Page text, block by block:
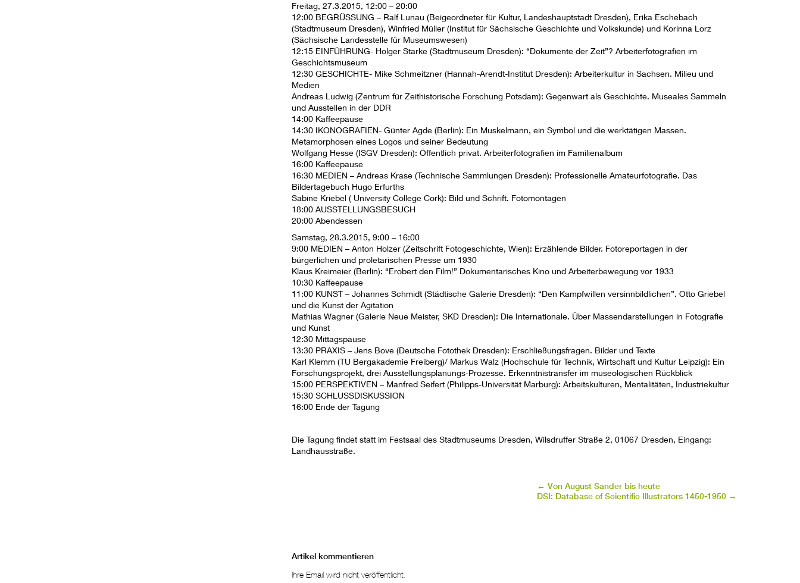
Freitag, 27.3.2015, 12:00 – 20:00
12:00 BEGRÜSSUNG – Ralf Lunau (Beigeordneter für Kultur, Landeshauptstadt Dresden), Erika Eschebach
(Stadtmuseum Dresden), Winfried Müller (Institut für Sächsische Geschichte und Volkskunde) und Korinna Lorz
(Sächsische Landesstelle für Museumswesen)
12:15 EINFÜHRUNG- Holger Starke (Stadtmuseum Dresden): “Dokumente der Zeit”? Arbeiterfotografien im
Geschichtsmuseum
12:30 GESCHICHTE- Mike Schmeitzner (Hannah-Arendt-Institut Dresden): Arbeiterkultur in Sachsen. Milieu und
Medien
Andreas Ludwig (Zentrum für Zeithistorische Forschung Potsdam): Gegenwart als Geschichte. Museales Sammeln
und Ausstellen in der DDR
14:00 Kaffeepause
14:30 IKONOGRAFIEN- Günter Agde (Berlin): Ein Muskelmann, ein Symbol und die werktätigen Massen.
Metamorphosen eines Logos und seiner Bedeutung
Wolfgang Hesse (ISGV Dresden): Öffentlich privat. Arbeiterfotografien im Familienalbum
16:00 Kaffeepause
16:30 MEDIEN – Andreas Krase (Technische Sammlungen Dresden): Professionelle Amateurfotografie. Das
Bildertagebuch Hugo Erfurths
Sabine Kriebel ( University College Cork): Bild und Schrift. Fotomontagen
18:00 AUSSTELLUNGSBESUCH
20:00 Abendessen
Samstag, 28.3.2015, 9:00 – 16:00
9:00 MEDIEN – Anton Holzer (Zeitschrift Fotogeschichte, Wien): Erzählende Bilder. Fotoreportagen in der
bürgerlichen und proletarischen Presse um 1930
Klaus Kreimeier (Berlin): “Erobert den Film!” Dokumentarisches Kino und Arbeiterbewegung vor 1933
10:30 Kaffeepause
11:00 KUNST – Johannes Schmidt (Städtische Galerie Dresden): “Den Kampfwillen versinnbildlichen”. Otto Griebel
und die Kunst der Agitation
Mathias Wagner (Galerie Neue Meister, SKD Dresden): Die Internationale. Über Massendarstellungen in Fotografie
und Kunst
12:30 Mittagspause
13:30 PRAXIS – Jens Bove (Deutsche Fotothek Dresden): Erschließungsfragen. Bilder und Texte
Karl Klemm (TU Bergakademie Freiberg)/ Markus Walz (Hochschule für Technik, Wirtschaft und Kultur Leipzig): Ein
Forschungsprojekt, drei Ausstellungsplanungs-Prozesse. Erkenntnistransfer im museologischen Rückblick
15:00 PERSPEKTIVEN – Manfred Seifert (Philipps-Universität Marburg): Arbeitskulturen, Mentalitäten, Industriekultur
15:30 SCHLUSSDISKUSSION
16:00 Ende der Tagung
Die Tagung findet statt im Festsaal des Stadtmuseums Dresden, Wilsdruffer Straße 2, 01067 Dresden, Eingang:
Landhausstraße.
← Von August Sander bis heute
DSI: Database of Scientific Illustrators 1450-1950 →
Artikel kommentieren
Ihre Email wird nicht veröffentlicht.